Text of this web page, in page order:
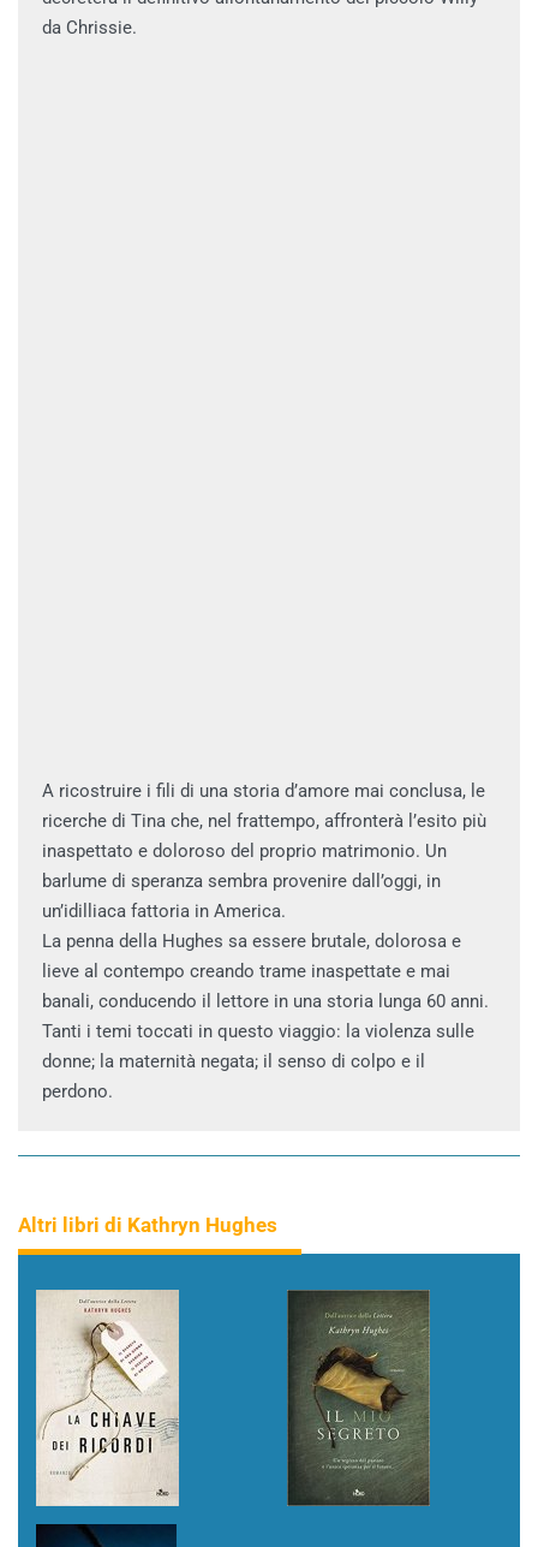
da Chrissie.
A ricostruire i fili di una storia d’amore mai conclusa, le
ricerche di Tina che, nel frattempo, affronterà l’esito più
inaspettato e doloroso del proprio matrimonio. Un
barlume di speranza sembra provenire dall’oggi, in
un’idilliaca fattoria in America.
La penna della Hughes sa essere brutale, dolorosa e
lieve al contempo creando trame inaspettate e mai
banali, conducendo il lettore in una storia lunga 60 anni.
Tanti i temi toccati in questo viaggio: la violenza sulle
donne; la maternità negata; il senso di colpo e il
perdono.
Altri libri di Kathryn Hughes